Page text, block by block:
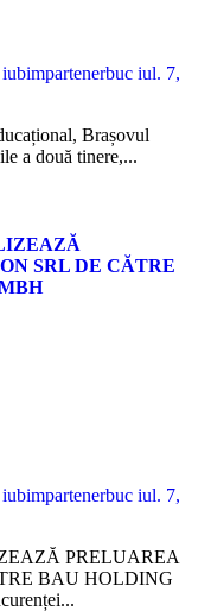
iul. 7,
a două tinere,...
SRL DE CĂTRE
iul. 7,
BAU HOLDING